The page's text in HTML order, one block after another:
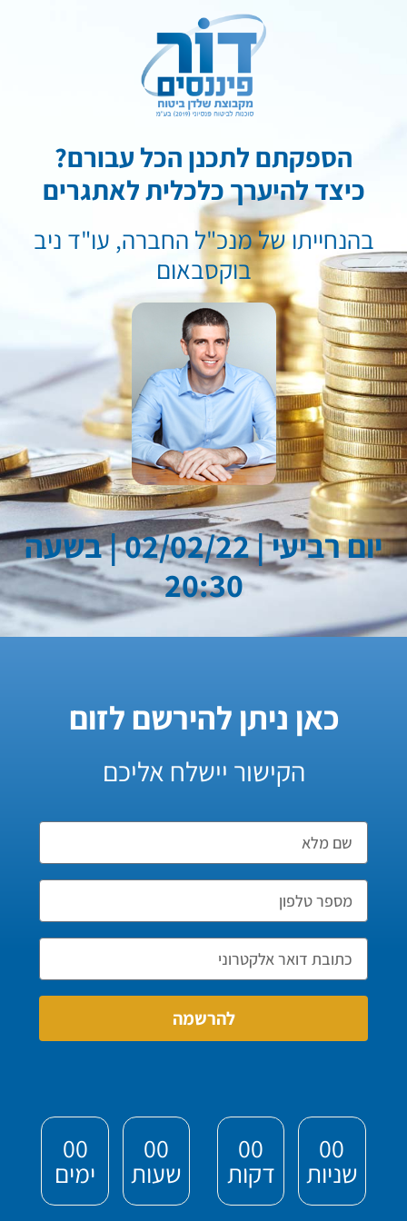
הספקתם לתכנן הכל עבורם?
כיצד להיערך כלכלית לאתגרים
בהנחייתו של מנכ"ל החברה, עו"ד ניב
בוקסבאום
יום רביעי | 02/02/22 | בשעה
20:30
כאן ניתן להירשם לזום
הקישור יישלח אליכם
להרשמה
00
ימים
00
שעות
00
דקות
00
שניות